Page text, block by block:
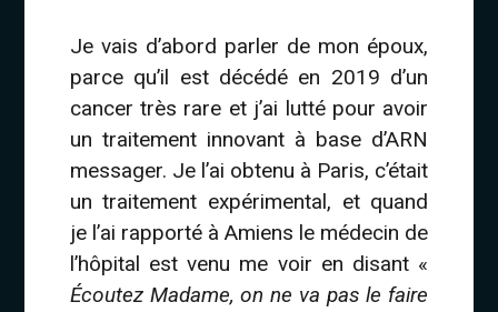
Je vais d’abord parler de mon époux,
parce qu’il est décédé en 2019 d’un
cancer très rare et j’ai lutté pour avoir
un traitement innovant à base d’ARN
messager. Je l’ai obtenu à Paris, c’était
un traitement expérimental, et quand
je l’ai rapporté à Amiens le médecin de
l’hôpital est venu me voir en disant «
Écoutez Madame, on ne va pas le faire